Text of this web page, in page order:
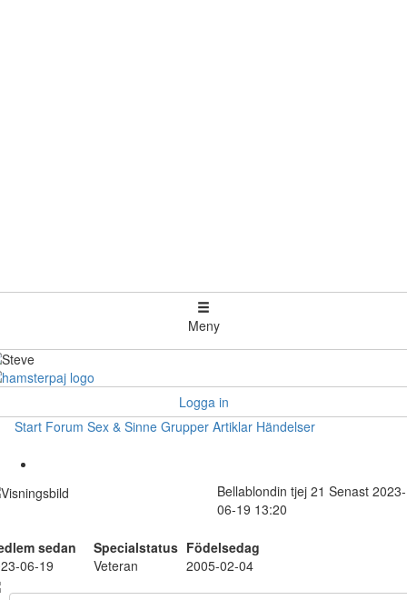
Meny
Logga in
Start Forum Sex & Sinne Grupper Artiklar Händelser
Bellablondin tjej 21 Senast 2023-
06-19 13:20
sedan Specialstatus Födelsedag
06-19
Veteran 2005-02-04